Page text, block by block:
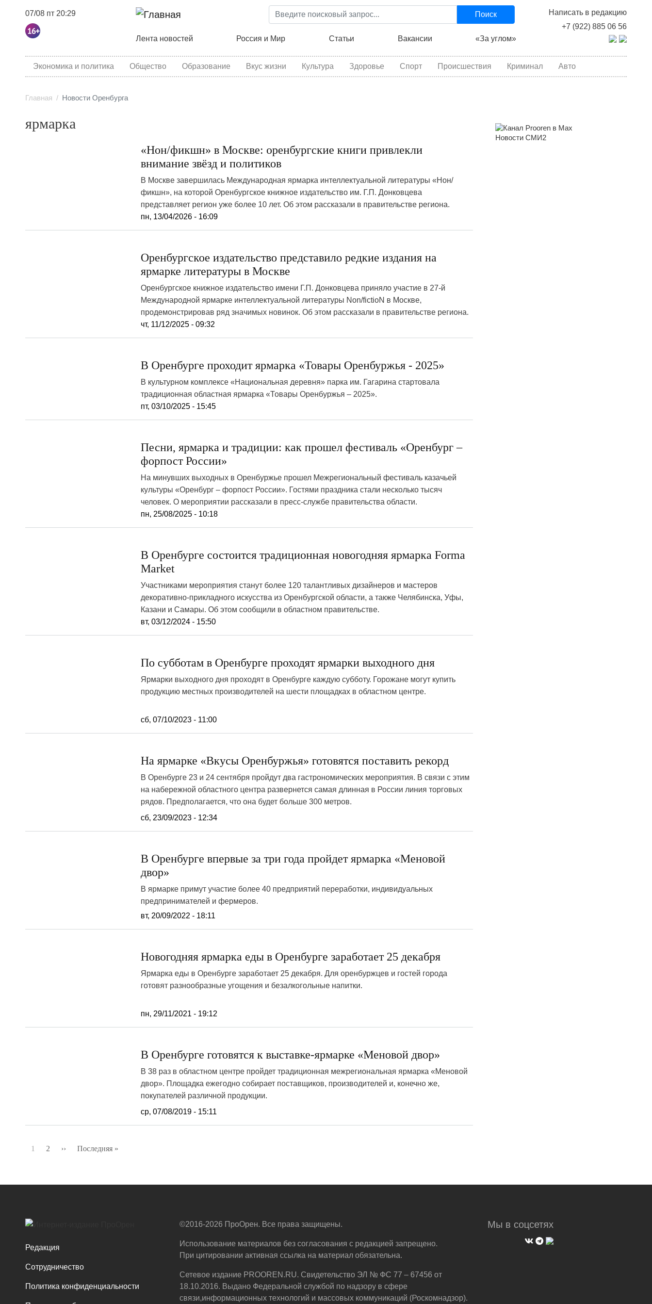
Перейти
к
содержанию
07/08 пт 20:29
Написать в редакцию
+7 (922) 885 06 56
Поиск
Основная навигация
Лента новостей Россия и Мир Статьи Вакансии «За углом»
category menu
Экономика и политика Общество Образование Вкус жизни Культура Здоровье Спорт Происшествия Криминал Авто
Главная Новости Оренбурга
ярмарка
«Нон/фикшн» в Москве: оренбургские книги привлекли
внимание звёзд и политиков
В Москве завершилась Международная ярмарка интеллектуальной литературы «Нон/
фикшн», на которой Оренбургское книжное издательство им. Г.П. Донковцева
представляет регион уже более 10 лет. Об этом рассказали в правительстве региона.
пн, 13/04/2026 - 16:09
Оренбургское издательство представило редкие издания на
ярмарке литературы в Москве
Оренбургское книжное издательство имени Г.П. Донковцева приняло участие в 27-й
Международной ярмарке интеллектуальной литературы Non/fictioN в Москве,
продемонстрировав ряд значимых новинок. Об этом рассказали в правительстве региона.
чт, 11/12/2025 - 09:32
В Оренбурге проходит ярмарка «Товары Оренбуржья - 2025»
В культурном комплексе «Национальная деревня» парка им. Гагарина стартовала
традиционная областная ярмарка «Товары Оренбуржья – 2025».
пт, 03/10/2025 - 15:45
Песни, ярмарка и традиции: как прошел фестиваль «Оренбург –
форпост России»
На минувших выходных в Оренбуржье прошел Межрегиональный фестиваль казачьей
культуры «Оренбург – форпост России». Гостями праздника стали несколько тысяч
человек. О мероприятии рассказали в пресс-службе правительства области.
пн, 25/08/2025 - 10:18
В Оренбурге состоится традиционная новогодняя ярмарка Forma
Market
Участниками мероприятия станут более 120 талантливых дизайнеров и мастеров
декоративно-прикладного искусства из Оренбургской области, а также Челябинска, Уфы,
Казани и Самары. Об этом сообщили в областном правительстве.
вт, 03/12/2024 - 15:50
По субботам в Оренбурге проходят ярмарки выходного дня
Ярмарки выходного дня проходят в Оренбурге каждую субботу. Горожане могут купить
продукцию местных производителей на шести площадках в областном центре.
сб, 07/10/2023 - 11:00
На ярмарке «Вкусы Оренбуржья» готовятся поставить рекорд
В Оренбурге 23 и 24 сентября пройдут два гастрономических мероприятия. В связи с этим
на набережной областного центра развернется самая длинная в России линия торговых
рядов. Предполагается, что она будет больше 300 метров.
сб, 23/09/2023 - 12:34
В Оренбурге впервые за три года пройдет ярмарка «Меновой
двор»
В ярмарке примут участие более 40 предприятий переработки, индивидуальных
предпринимателей и фермеров.
вт, 20/09/2022 - 18:11
Новогодняя ярмарка еды в Оренбурге заработает 25 декабря
Ярмарка еды в Оренбурге заработает 25 декабря. Для оренбуржцев и гостей города
готовят разнообразные угощения и безалкогольные напитки.
пн, 29/11/2021 - 19:12
В Оренбурге готовятся к выставке-ярмарке «Меновой двор»
В 38 раз в областном центре пройдет традиционная межрегиональная ярмарка «Меновой
двор». Площадка ежегодно собирает поставщиков, производителей и, конечно же,
покупателей различной продукции.
ср, 07/08/2019 - 15:11
Нумерация
1 2 ›› Следующая
Последняя »
Новости СМИ2
Редакция
Сотрудничество
Политика конфиденциальности
Мы в соцсетях
©2016-2026 ПроОрен. Все права защищены.
Использование материалов без согласования с редакцией запрещено.
При цитировании активная ссылка на материал обязательна.
Сетевое издание PROOREN.RU. Свидетельство ЭЛ № ФС 77 – 67456 от
18.10.2016. Выдано Федеральной службой по надзору в сфере
связи,информационных технологий и массовых коммуникаций (Роскомнадзор).